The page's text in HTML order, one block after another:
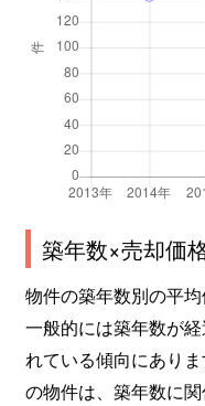
築年数×売却価
物件の築年数別の平均
一般的には築年数が
れている傾向にあり
の物件は、築年数に